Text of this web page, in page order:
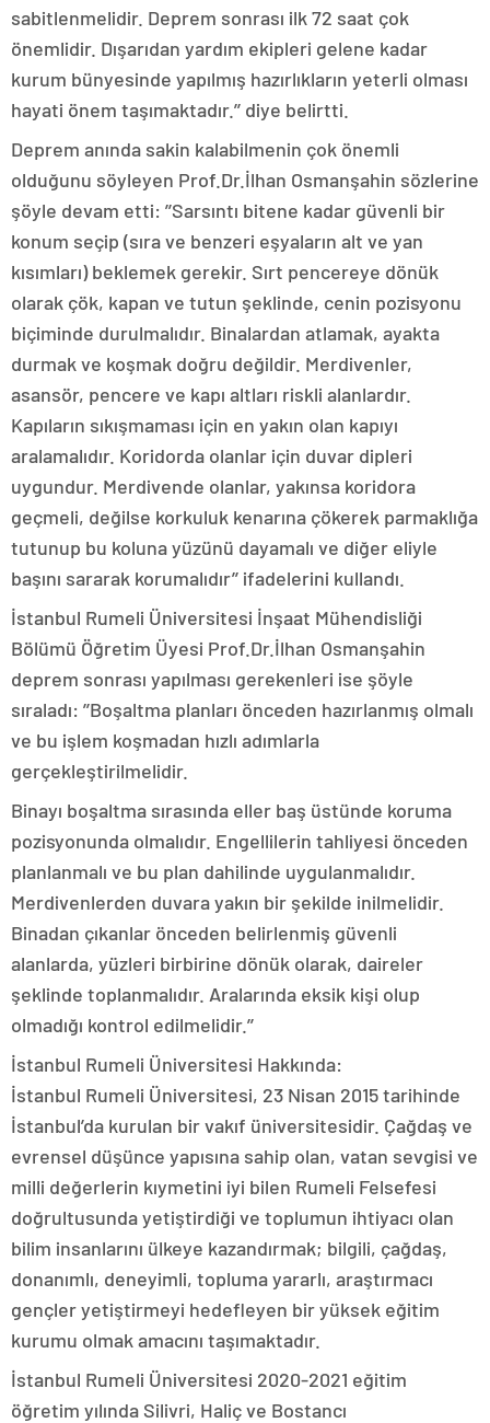
sabitlenmelidir. Deprem sonrası ilk 72 saat çok
önemlidir. Dışarıdan yardım ekipleri gelene kadar
kurum bünyesinde yapılmış hazırlıkların yeterli olması
hayati önem taşımaktadır.’’ diye belirtti.
Deprem anında sakin kalabilmenin çok önemli
olduğunu söyleyen Prof.Dr.İlhan Osmanşahin sözlerine
şöyle devam etti: ’’Sarsıntı bitene kadar güvenli bir
konum seçip (sıra ve benzeri eşyaların alt ve yan
kısımları) beklemek gerekir. Sırt pencereye dönük
olarak çök, kapan ve tutun şeklinde, cenin pozisyonu
biçiminde durulmalıdır. Binalardan atlamak, ayakta
durmak ve koşmak doğru değildir. Merdivenler,
asansör, pencere ve kapı altları riskli alanlardır.
Kapıların sıkışmaması için en yakın olan kapıyı
aralamalıdır. Koridorda olanlar için duvar dipleri
uygundur. Merdivende olanlar, yakınsa koridora
geçmeli, değilse korkuluk kenarına çökerek parmaklığa
tutunup bu koluna yüzünü dayamalı ve diğer eliyle
başını sararak korumalıdır’’ ifadelerini kullandı.
İstanbul Rumeli Üniversitesi İnşaat Mühendisliği
Bölümü Öğretim Üyesi Prof.Dr.İlhan Osmanşahin
deprem sonrası yapılması gerekenleri ise şöyle
sıraladı: ’’Boşaltma planları önceden hazırlanmış olmalı
ve bu işlem koşmadan hızlı adımlarla
gerçekleştirilmelidir.
Binayı boşaltma sırasında eller baş üstünde koruma
pozisyonunda olmalıdır. Engellilerin tahliyesi önceden
planlanmalı ve bu plan dahilinde uygulanmalıdır.
Merdivenlerden duvara yakın bir şekilde inilmelidir.
Binadan çıkanlar önceden belirlenmiş güvenli
alanlarda, yüzleri birbirine dönük olarak, daireler
şeklinde toplanmalıdır. Aralarında eksik kişi olup
olmadığı kontrol edilmelidir.’’
İstanbul Rumeli Üniversitesi Hakkında:
İstanbul Rumeli Üniversitesi, 23 Nisan 2015 tarihinde
İstanbul’da kurulan bir vakıf üniversitesidir. Çağdaş ve
evrensel düşünce yapısına sahip olan, vatan sevgisi ve
milli değerlerin kıymetini iyi bilen Rumeli Felsefesi
doğrultusunda yetiştirdiği ve toplumun ihtiyacı olan
bilim insanlarını ülkeye kazandırmak; bilgili, çağdaş,
donanımlı, deneyimli, topluma yararlı, araştırmacı
gençler yetiştirmeyi hedefleyen bir yüksek eğitim
kurumu olmak amacını taşımaktadır.
İstanbul Rumeli Üniversitesi 2020-2021 eğitim
öğretim yılında Silivri, Haliç ve Bostancı